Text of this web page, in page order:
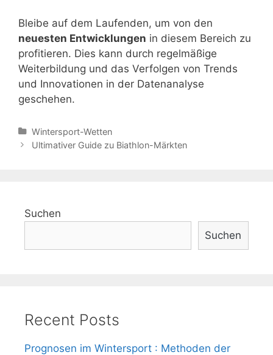
Bleibe auf dem Laufenden, um von den
neuesten Entwicklungen in diesem Bereich zu
profitieren. Dies kann durch regelmäßige
Weiterbildung und das Verfolgen von Trends
und Innovationen in der Datenanalyse
geschehen.
Categories
Wintersport-Wetten
PostUltimativer Guide zu Biathlon-Märkten
Suchen
Suchen
Recent Posts
Prognosen im Wintersport : Methoden der